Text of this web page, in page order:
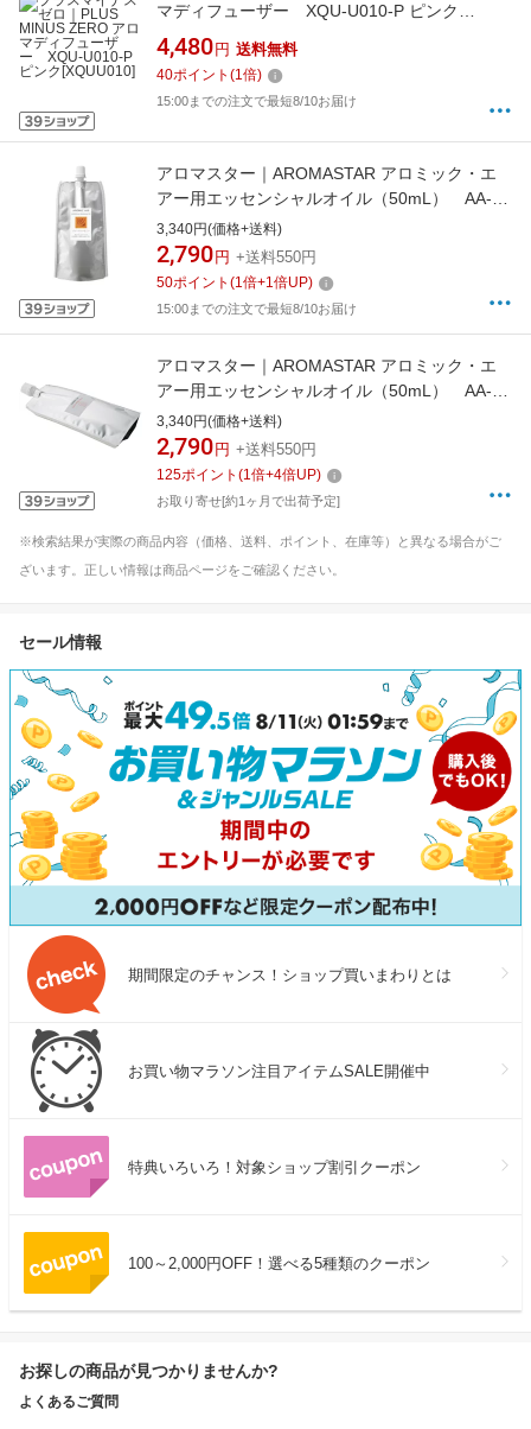
マディフューザー XQU-U010-P ピンク
[XQUU010]
4,480 円 送料無料
40ポイント (1倍)
15:00までの注文で最短8/10お届け
アロマスター｜AROMASTAR アロミック・エ
アー用エッセンシャルオイル（50mL） AA-
50-CH シトラスハーブ[AA50CH]
3,340円(価格+送料)
2,790 円 +送料550円
50ポイント (1倍+1倍UP)
15:00までの注文で最短8/10お届け
アロマスター｜AROMASTAR アロミック・エ
アー用エッセンシャルオイル（50mL） AA-
50-CL クール[AA50CL]
3,340円(価格+送料)
2,790 円 +送料550円
125ポイント (1倍+4倍UP)
お取り寄せ[約1ヶ月で出荷予定]
※検索結果が実際の商品内容（価格、送料、ポイント、在庫等）と異なる場合がご
ざいます。正しい情報は商品ページをご確認ください。
セール情報
期間限定のチャンス！ショップ買いまわりとは
お買い物マラソン注目アイテムSALE開催中
特典いろいろ！対象ショップ割引クーポン
100～2,000円OFF！選べる5種類のクーポン
お探しの商品が見つかりませんか?
よくあるご質問